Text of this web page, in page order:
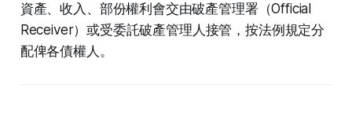
資產、收入、部份權利會交由破產管理署（Official
Receiver）或受委託破產管理人接管，按法例規定分
配俾各債權人。